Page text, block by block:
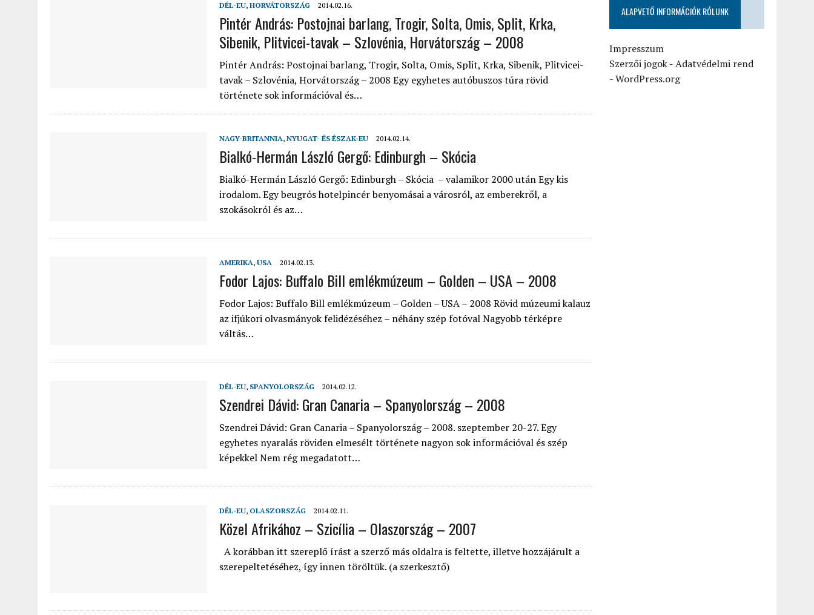
DÉL-EU, HORVÁTORSZÁG 2014.02.16.
Pintér András: Postojnai barlang, Trogir, Solta, Omis, Split, Krka,
Sibenik, Plitvicei-tavak – Szlovénia, Horvátország – 2008
Pintér András: Postojnai barlang, Trogir, Solta, Omis, Split, Krka, Sibenik, Plitvicei-
tavak – Szlovénia, Horvátország – 2008 Egy egyhetes autóbuszos túra rövid
története sok információval és…
NAGY-BRITANNIA, NYUGAT- ÉS ÉSZAK-EU 2014.02.14.
Bialkó-Hermán László Gergő: Edinburgh – Skócia
Bialkó-Hermán László Gergő: Edinburgh – Skócia – valamikor 2000 után Egy kis
irodalom. Egy beugrós hotelpincér benyomásai a városról, az emberekről, a
szokásokról és az…
AMERIKA, USA 2014.02.13.
Fodor Lajos: Buffalo Bill emlékmúzeum – Golden – USA – 2008
Fodor Lajos: Buffalo Bill emlékmúzeum – Golden – USA – 2008 Rövid múzeumi kalauz
az ifjúkori olvasmányok felidézéséhez – néhány szép fotóval Nagyobb térképre
váltás…
DÉL-EU, SPANYOLORSZÁG 2014.02.12.
Szendrei Dávid: Gran Canaria – Spanyolország – 2008
Szendrei Dávid: Gran Canaria – Spanyolország – 2008. szeptember 20-27. Egy
egyhetes nyaralás röviden elmesélt története nagyon sok információval és szép
képekkel Nem rég megadatott…
DÉL-EU, OLASZORSZÁG 2014.02.11.
Közel Afrikához – Szicília – Olaszország – 2007
A korábban itt szereplő írást a szerző más oldalra is feltette, illetve hozzájárult a
szerepeltetéséhez, így innen töröltük. (a szerkesztő)
ALAPVETŐ INFORMÁCIÓK RÓLUNK
Impresszum
Szerzői jogok-Adatvédelmi rend
-WordPress.org